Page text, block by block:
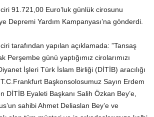
91.721,00 Euro’luk günlük cirosunu
Depremi Yardım Kampanyası’na gönderdi.
tarafından yapılan açıklamada: ”Tansaş
Perşembe günü yaptığımız cirolarımızı
İşleri Türk İslam Birliği (DİTİB) aracılığı
Başkonsolosumuz Sayın Erdem
DİTİB Eyaleti Başkanı Salih Özkan Bey’e,
sahibi Ahmet Deliaslan Bey’e ve